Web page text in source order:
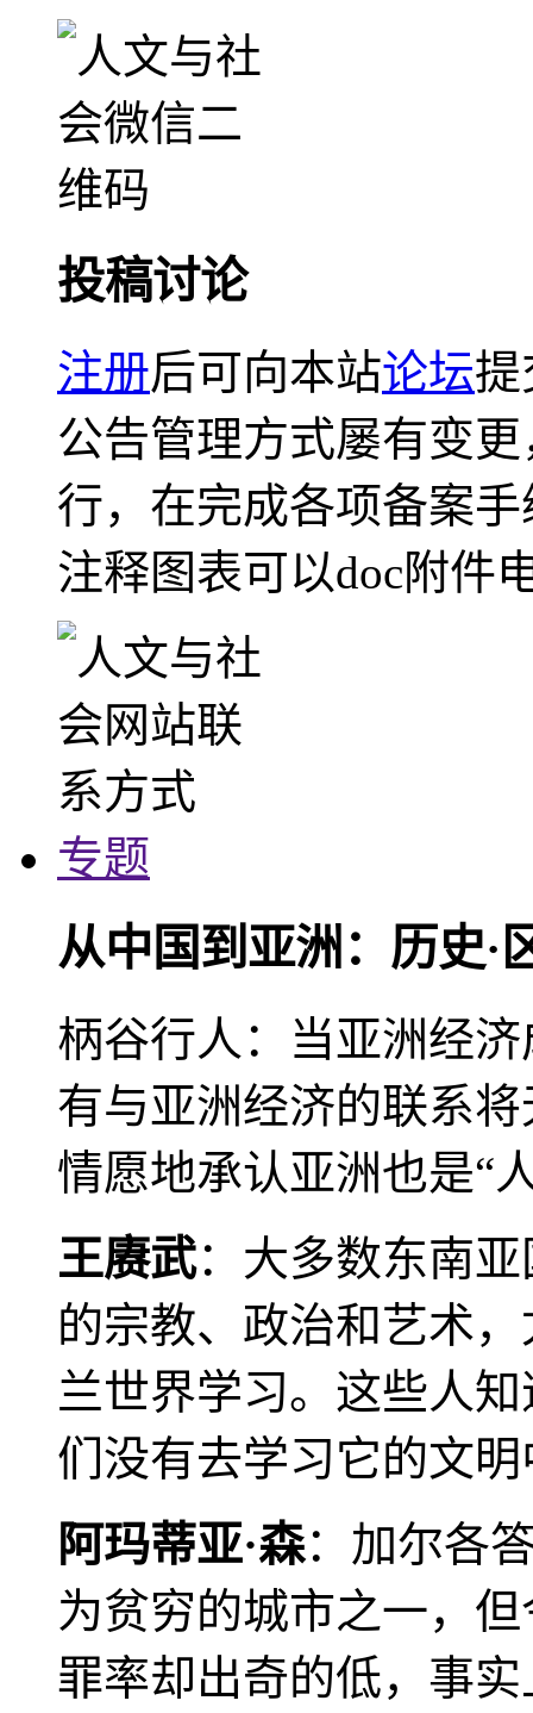
投稿讨论
注册后可向本站论坛提
公告管理方式屡有变
行，在完成各项备案
注释图表可以doc附件
专题
从中国到亚洲：历史·
柄谷行人：当亚洲经
有与亚洲经济的联系
情愿地承认亚洲也是“
王赓武：大多数东南
的宗教、政治和艺术
兰世界学习。这些人
们没有去学习它的文
阿玛蒂亚·森：加尔各
为贫穷的城市之一，
罪率却出奇的低，事